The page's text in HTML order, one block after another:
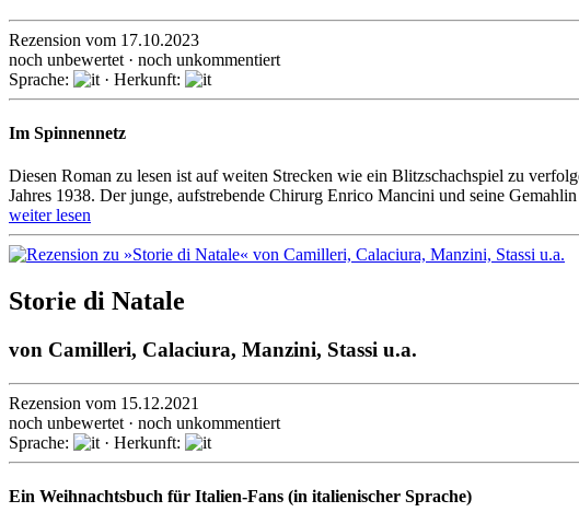
Rezension vom 17.10.2023
noch unbewertet · noch unkommentiert
Sprache:
· Herkunft:
Im Spinnennetz
Diesen Roman zu lesen ist auf weiten Strecken wie ein Blitz­schach­spiel zu
Jahres 1938. Der junge, auf­stre­bende Chirurg Enrico Mancini und seine
weiter lesen
Storie di Natale
von Camilleri, Calaciura, Manzini, Stassi u.a.
Rezension vom 15.12.2021
noch unbewertet · noch unkommentiert
Sprache:
· Herkunft:
Ein Weihnachtsbuch für Italien-Fans (in italienischer Sprache)